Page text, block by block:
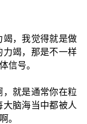
，我觉得就是做
竭，那是不一样
信号。
就是通常你在粒
脑海当中都被人
。